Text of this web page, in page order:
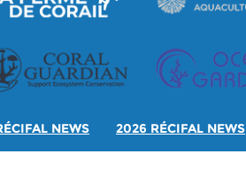
NEWS 2026 RÉCIFAL NEWS